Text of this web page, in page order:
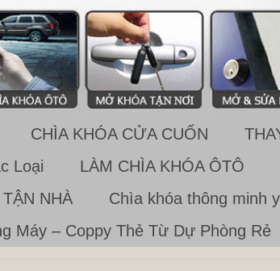
CHÌA KHÓA CỬA CUỐN
Loại
LÀM CHÌA KHÓA ÔTÔ
NHÀ
Chìa khóa thông minh
Máy – Coppy Thẻ Từ Dự Phòng Rẻ